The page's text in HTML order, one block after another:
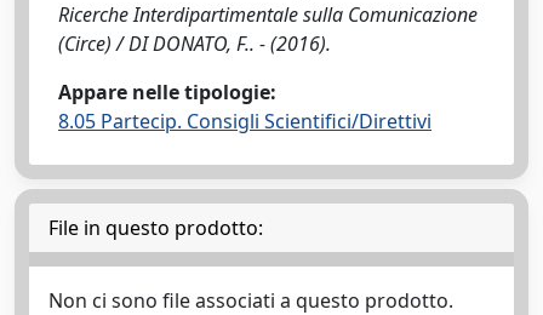
Ricerche Interdipartimentale sulla Comunicazione
(Circe) / DI DONATO, F.. - (2016).
Appare nelle tipologie:
8.05 Partecip. Consigli Scientifici/Direttivi
File in questo prodotto:
Non ci sono file associati a questo prodotto.